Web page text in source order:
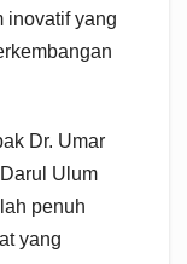
inovatif yang
Dr. Umar
Ulum
penuh
yang